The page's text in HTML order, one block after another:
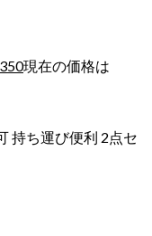
現在の価格は
持ち運び便利 2点セ